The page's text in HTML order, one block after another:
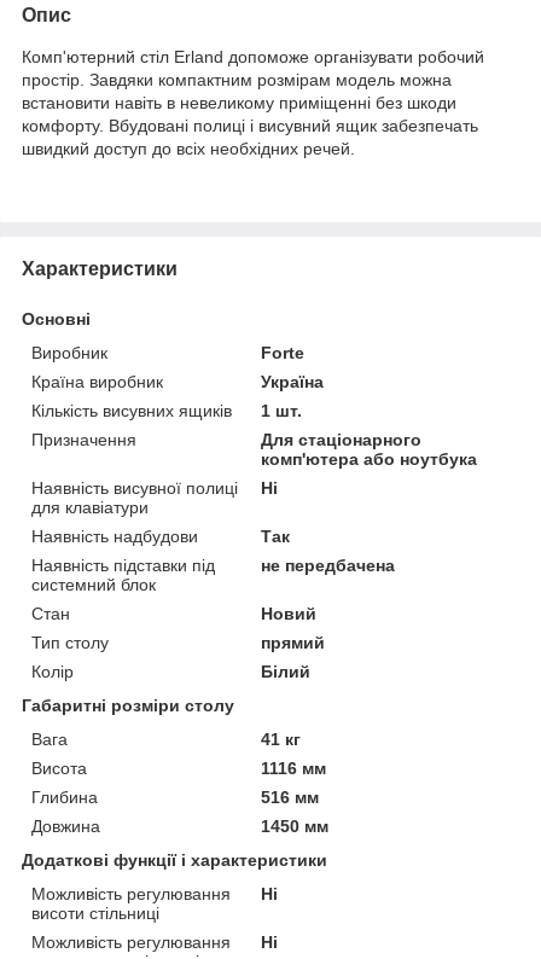
Опис
Комп'ютерний стіл Erland допоможе організувати робочий
простір. Завдяки компактним розмірам модель можна
встановити навіть в невеликому приміщенні без шкоди
комфорту. Вбудовані полиці і висувний ящик забезпечать
швидкий доступ до всіх необхідних речей.
Характеристики
Основні
Виробник
Forte
Країна виробник
Україна
Кількість висувних ящиків
1 шт.
Призначення
Для стаціонарного
комп'ютера або ноутбука
Наявність висувної полиці
для клавіатури
Ні
Наявність надбудови
Так
Наявність підставки під
системний блок
не передбачена
Стан
Новий
Тип столу
прямий
Колір
Білий
Габаритні розміри столу
Вага
41 кг
Висота
1116 мм
Глибина
516 мм
Довжина
1450 мм
Додаткові функції і характеристики
Можливість регулювання
висоти стільниці
Ні
Можливість регулювання
Ні